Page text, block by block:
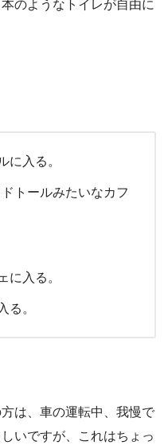
のようなトイレが自由に
に入る。
トールみたいなカフ
に入る。
る。
は、車の運転中、我慢で
いですが、これはちょっ